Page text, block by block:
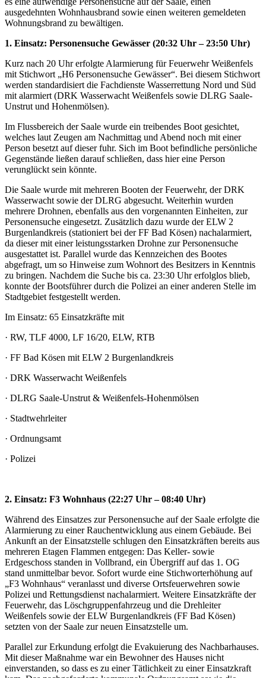
ausgedehnten Wohnhausbrand sowie einen weiteren gemeldeten
Wohnungsbrand zu bewältigen.
1. Einsatz: Personensuche Gewässer (20:32 Uhr – 23:50 Uhr)
Kurz nach 20 Uhr erfolgte Alarmierung für Feuerwehr Weißenfels
mit Stichwort „H6 Personensuche Gewässer“. Bei diesem Stichwort
werden standardisiert die Fachdienste Wasserrettung Nord und Süd
mit alarmiert (DRK Wasserwacht Weißenfels sowie DLRG Saale-
Unstrut und Hohenmölsen).
Im Flussbereich der Saale wurde ein treibendes Boot gesichtet,
welches laut Zeugen am Nachmittag und Abend noch mit einer
Person besetzt auf dieser fuhr. Sich im Boot befindliche persönliche
Gegenstände ließen darauf schließen, dass hier eine Person
verunglückt sein könnte.
Die Saale wurde mit mehreren Booten der Feuerwehr, der DRK
Wasserwacht sowie der DLRG abgesucht. Weiterhin wurden
mehrere Drohnen, ebenfalls aus den vorgenannten Einheiten, zur
Personensuche eingesetzt. Zusätzlich dazu wurde der ELW 2
Burgenlandkreis (stationiert bei der FF Bad Kösen) nachalarmiert,
da dieser mit einer leistungsstarken Drohne zur Personensuche
ausgestattet ist. Parallel wurde das Kennzeichen des Bootes
abgefragt, um so Hinweise zum Wohnort des Besitzers in Kenntnis
zu bringen. Nachdem die Suche bis ca. 23:30 Uhr erfolglos blieb,
konnte der Bootsführer durch die Polizei an einer anderen Stelle im
Stadtgebiet festgestellt werden.
Im Einsatz: 65 Einsatzkräfte mit
· RW, TLF 4000, LF 16/20, ELW, RTB
· FF Bad Kösen mit ELW 2 Burgenlandkreis
· DRK Wasserwacht Weißenfels
· DLRG Saale-Unstrut & Weißenfels-Hohenmölsen
· Stadtwehrleiter
· Ordnungsamt
· Polizei
2. Einsatz: F3 Wohnhaus (22:27 Uhr – 08:40 Uhr)
Während des Einsatzes zur Personensuche auf der Saale erfolgte die
Alarmierung zu einer Rauchentwicklung aus einem Gebäude. Bei
Ankunft an der Einsatzstelle schlugen den Einsatzkräften bereits aus
mehreren Etagen Flammen entgegen: Das Keller- sowie
Erdgeschoss standen in Vollbrand, ein Übergriff auf das 1. OG
stand unmittelbar bevor. Sofort wurde eine Stichworterhöhung auf
„F3 Wohnhaus“ veranlasst und diverse Ortsfeuerwehren sowie
Polizei und Rettungsdienst nachalarmiert. Weitere Einsatzkräfte der
Feuerwehr, das Löschgruppenfahrzeug und die Drehleiter
Weißenfels sowie der ELW Burgenlandkreis (FF Bad Kösen)
setzten von der Saale zur neuen Einsatzstelle um.
Parallel zur Erkundung erfolgt die Evakuierung des Nachbarhauses.
Mit dieser Maßnahme war ein Bewohner des Hauses nicht
einverstanden, so dass es zu einer Tätlichkeit zu einer Einsatzkraft